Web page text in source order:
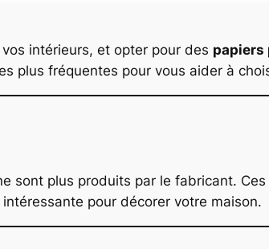
intérieurs, et opter pour des papiers
plus fréquentes pour vous aider à
sont plus produits par le fabricant.
pour décorer votre maison.